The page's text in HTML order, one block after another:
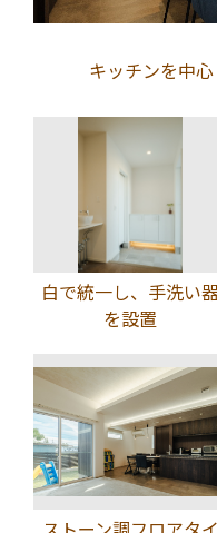
キッチンを中
白で統一し、手洗い
を設置